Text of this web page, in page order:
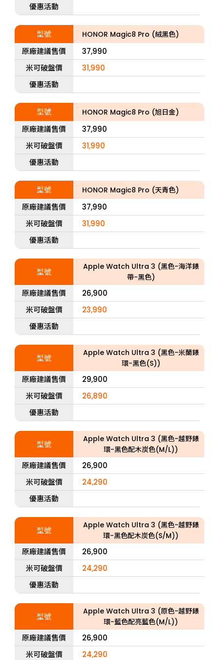
優惠活動
型號 HONOR Magic8 Pro (絨黑色)
原廠建議售價
37,990
米可破盤價
31,990
優惠活動
型號 HONOR Magic8 Pro (旭日金)
原廠建議售價
37,990
米可破盤價
31,990
優惠活動
型號 HONOR Magic8 Pro (天青色)
原廠建議售價
37,990
米可破盤價
31,990
優惠活動
型號
Apple Watch Ultra 3 (黑色-海洋錶
帶-黑色)
原廠建議售價
26,900
米可破盤價
23,990
優惠活動
型號
Apple Watch Ultra 3 (黑色-米蘭錶
環-黑色(S))
原廠建議售價
29,900
米可破盤價
26,890
優惠活動
型號
Apple Watch Ultra 3 (黑色-越野錶
環-黑色配木炭色(M/L))
原廠建議售價
26,900
米可破盤價
24,290
優惠活動
型號
Apple Watch Ultra 3 (黑色-越野錶
環-黑色配木炭色(S/M))
原廠建議售價
26,900
米可破盤價
24,290
優惠活動
型號
Apple Watch Ultra 3 (原色-越野錶
環-藍色配亮藍色(M/L))
原廠建議售價
26,900
米可破盤價
24,290